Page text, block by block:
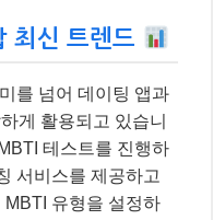
최신 트렌드
를 넘어 데이팅 앱과
게 활용되고 있습니
테스트를 진행하
서비스를 제공하고
유형을 설정하